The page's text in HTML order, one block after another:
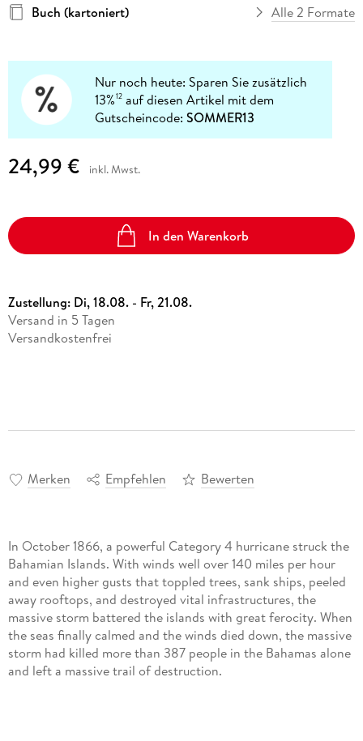
Buch (kartoniert)
Alle 2 Formate
Nur noch heute: Sparen Sie zusätzlich
13%12 auf diesen Artikel mit dem
Gutscheincode:SOMMER13
24,99 € inkl. Mwst.
In den Warenkorb
Zustellung: Di, 18.08. - Fr, 21.08.
Versand in 5 Tagen
Versandkostenfrei
Merken Empfehlen Bewerten
In October 1866, a powerful Category 4 hurricane struck the
Bahamian Islands. With winds well over 140 miles per hour
and even higher gusts that toppled trees, sank ships, peeled
away rooftops, and destroyed vital infrastructures, the
massive storm battered the islands with great ferocity. When
the seas finally calmed and the winds died down, the massive
storm had killed more than 387 people in the Bahamas alone
and left a massive trail of destruction.